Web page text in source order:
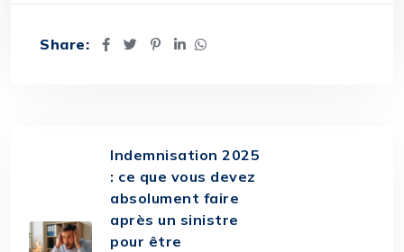
Share:
Indemnisation 2025
: ce que vous devez
absolument faire
après un sinistre
pour être